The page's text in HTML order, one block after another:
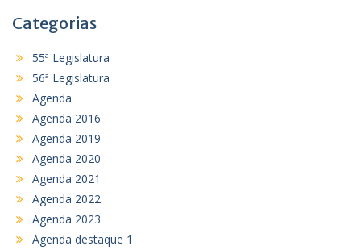
Categorias
55ª Legislatura
56ª Legislatura
Agenda
Agenda 2016
Agenda 2019
Agenda 2020
Agenda 2021
Agenda 2022
Agenda 2023
Agenda destaque 1